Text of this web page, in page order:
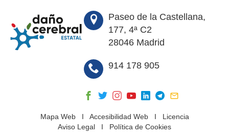
Paseo de la Castellana,
177, 4ª C2
28046 Madrid
914 178 905
Mapa WebI Accesibilidad WebI Licencia
Aviso Legal I Política de Cookies